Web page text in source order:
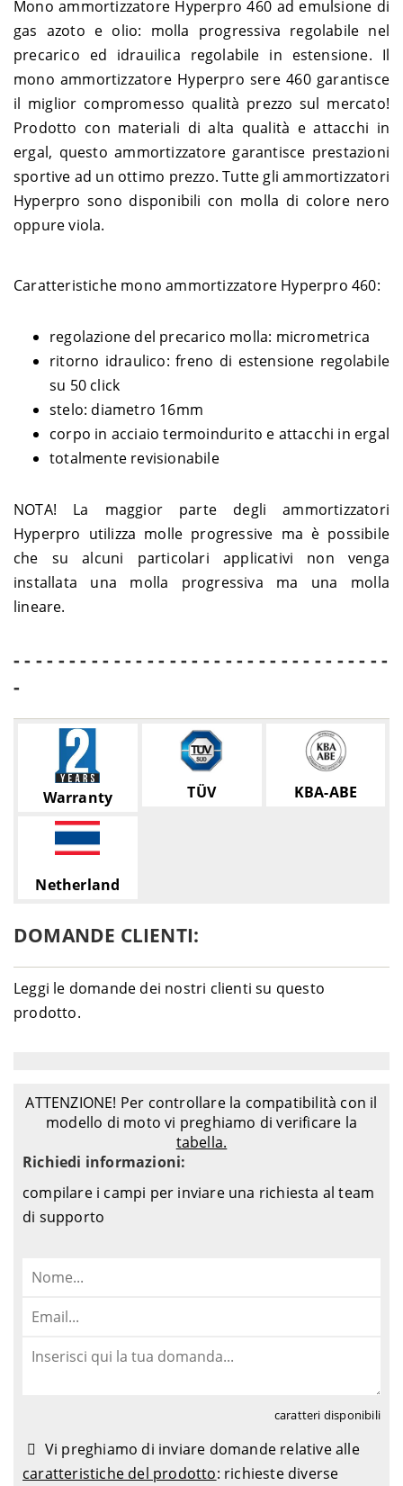
Mono ammortizzatore Hyperpro 460 ad emulsione di
gas azoto e olio: molla progressiva regolabile nel
precarico ed idrauilica regolabile in estensione. Il
mono ammortizzatore Hyperpro sere 460 garantisce
il miglior compromesso qualità prezzo sul mercato!
Prodotto con materiali di alta qualità e attacchi in
ergal, questo ammortizzatore garantisce prestazioni
sportive ad un ottimo prezzo. Tutte gli ammortizzatori
Hyperpro sono disponibili con molla di colore nero
oppure viola.
Caratteristiche mono ammortizzatore Hyperpro 460:
regolazione del precarico molla: micrometrica
ritorno idraulico: freno di estensione regolabile
su 50 click
stelo: diametro 16mm
corpo in acciaio termoindurito e attacchi in ergal
totalmente revisionabile
NOTA! La maggior parte degli ammortizzatori
Hyperpro utilizza molle progressive ma è possibile
che su alcuni particolari applicativi non venga
installata una molla progressiva ma una molla
lineare.
- - - - - - - - - - - - - - - - - - - - - - - - - - - - - - - - - -
-
Warranty TÜV KBA-ABE
Netherland
DOMANDE CLIENTI:
Leggi le domande dei nostri clienti su questo
prodotto.
ATTENZIONE! Per controllare la compatibilità con il
modello di moto vi preghiamo di verificare la
tabella.
Richiedi informazioni:
compilare i campi per inviare una richiesta al team
di supporto
caratteri disponibili
Vi preghiamo di inviare domande relative alle
caratteristiche del prodotto: richieste diverse